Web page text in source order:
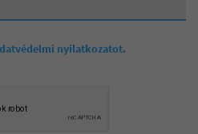
nyilatkozatot.